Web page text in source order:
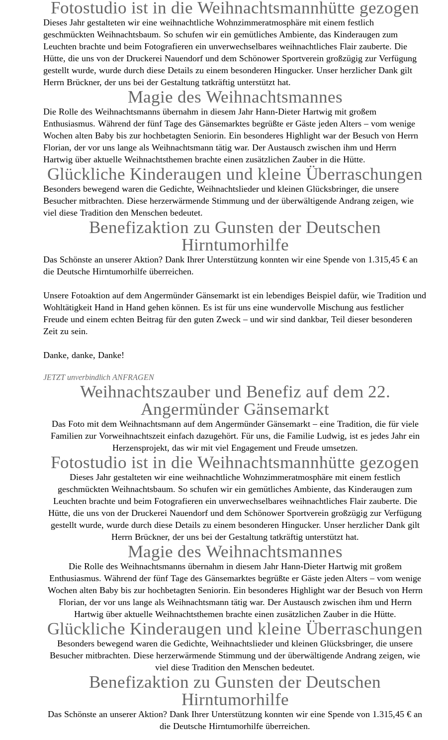
Fotostudio ist in die Weihnachtsmannhütte gezogen
Dieses Jahr gestalteten wir eine weihnachtliche Wohnzimmeratmosphäre mit einem festlich
geschmückten Weihnachtsbaum. So schufen wir ein gemütliches Ambiente, das Kinderaugen zum
Leuchten brachte und beim Fotografieren ein unverwechselbares weihnachtliches Flair zauberte. Die
Hütte, die uns von der Druckerei Nauendorf und dem Schönower Sportverein großzügig zur Verfügung
gestellt wurde, wurde durch diese Details zu einem besonderen Hingucker. Unser herzlicher Dank gilt
Herrn Brückner, der uns bei der Gestaltung tatkräftig unterstützt hat.
Magie des Weihnachtsmannes
Die Rolle des Weihnachtsmanns übernahm in diesem Jahr Hann-Dieter Hartwig mit großem
Enthusiasmus. Während der fünf Tage des Gänsemarktes begrüßte er Gäste jeden Alters – vom wenige
Wochen alten Baby bis zur hochbetagten Seniorin. Ein besonderes Highlight war der Besuch von Herrn
Florian, der vor uns lange als Weihnachtsmann tätig war. Der Austausch zwischen ihm und Herrn
Hartwig über aktuelle Weihnachtsthemen brachte einen zusätzlichen Zauber in die Hütte.
Glückliche Kinderaugen und kleine Überraschungen
Besonders bewegend waren die Gedichte, Weihnachtslieder und kleinen Glücksbringer, die unsere
Besucher mitbrachten. Diese herzerwärmende Stimmung und der überwältigende Andrang zeigen, wie
viel diese Tradition den Menschen bedeutet.
Benefizaktion zu Gunsten der Deutschen
Hirntumorhilfe
Das Schönste an unserer Aktion? Dank Ihrer Unterstützung konnten wir eine Spende von 1.315,45 € an
die Deutsche Hirntumorhilfe überreichen.
Unsere Fotoaktion auf dem Angermünder Gänsemarkt ist ein lebendiges Beispiel dafür, wie Tradition und
Wohltätigkeit Hand in Hand gehen können. Es ist für uns eine wundervolle Mischung aus festlicher
Freude und einem echten Beitrag für den guten Zweck – und wir sind dankbar, Teil dieser besonderen
Zeit zu sein.
Danke, danke, Danke!
JETZT unverbindlich ANFRAGEN
Weihnachtszauber und Benefiz auf dem 22.
Angermünder Gänsemarkt
Das Foto mit dem Weihnachtsmann auf dem Angermünder Gänsemarkt – eine Tradition, die für viele
Familien zur Vorweihnachtszeit einfach dazugehört. Für uns, die Familie Ludwig, ist es jedes Jahr ein
Herzensprojekt, das wir mit viel Engagement und Freude umsetzen.
Fotostudio ist in die Weihnachtsmannhütte gezogen
Dieses Jahr gestalteten wir eine weihnachtliche Wohnzimmeratmosphäre mit einem festlich
geschmückten Weihnachtsbaum. So schufen wir ein gemütliches Ambiente, das Kinderaugen zum
Leuchten brachte und beim Fotografieren ein unverwechselbares weihnachtliches Flair zauberte. Die
Hütte, die uns von der Druckerei Nauendorf und dem Schönower Sportverein großzügig zur Verfügung
gestellt wurde, wurde durch diese Details zu einem besonderen Hingucker. Unser herzlicher Dank gilt
Herrn Brückner, der uns bei der Gestaltung tatkräftig unterstützt hat.
Magie des Weihnachtsmannes
Die Rolle des Weihnachtsmanns übernahm in diesem Jahr Hann-Dieter Hartwig mit großem
Enthusiasmus. Während der fünf Tage des Gänsemarktes begrüßte er Gäste jeden Alters – vom wenige
Wochen alten Baby bis zur hochbetagten Seniorin. Ein besonderes Highlight war der Besuch von Herrn
Florian, der vor uns lange als Weihnachtsmann tätig war. Der Austausch zwischen ihm und Herrn
Hartwig über aktuelle Weihnachtsthemen brachte einen zusätzlichen Zauber in die Hütte.
Glückliche Kinderaugen und kleine Überraschungen
Besonders bewegend waren die Gedichte, Weihnachtslieder und kleinen Glücksbringer, die unsere
Besucher mitbrachten. Diese herzerwärmende Stimmung und der überwältigende Andrang zeigen, wie
viel diese Tradition den Menschen bedeutet.
Benefizaktion zu Gunsten der Deutschen
Hirntumorhilfe
Das Schönste an unserer Aktion? Dank Ihrer Unterstützung konnten wir eine Spende von 1.315,45 € an
die Deutsche Hirntumorhilfe überreichen.